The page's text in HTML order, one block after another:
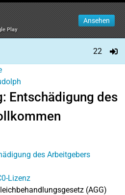
Play
Ansehen
22
Entschädigung des
Lizenz
(AGG)